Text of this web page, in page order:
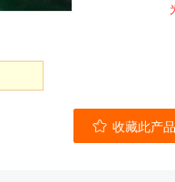
收藏此产品